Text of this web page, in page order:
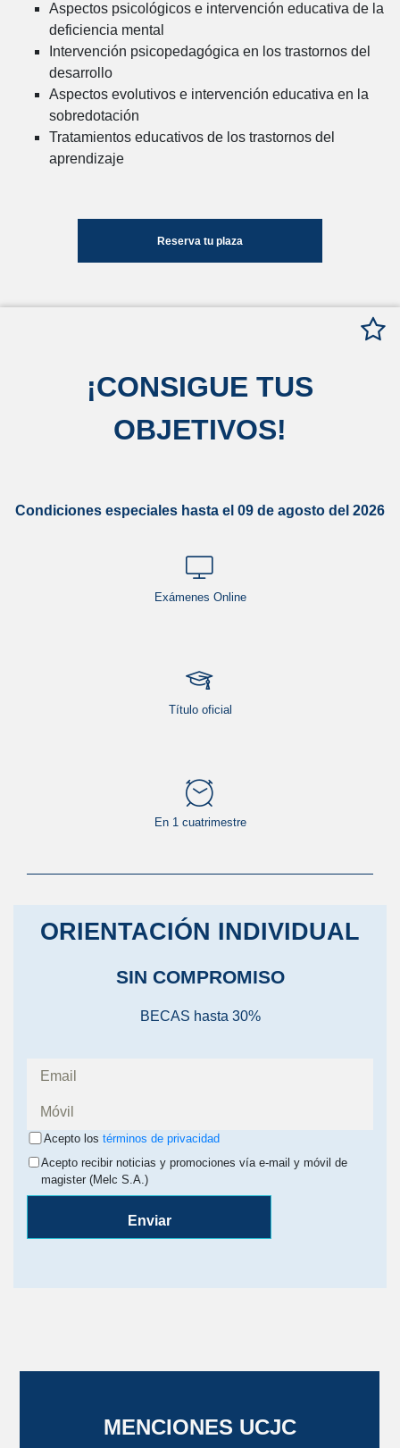
Aspectos psicológicos e intervención educativa de la
deficiencia mental
Intervención psicopedagógica en los trastornos del
desarrollo
Aspectos evolutivos e intervención educativa en la
sobredotación
Tratamientos educativos de los trastornos del
aprendizaje
Reserva tu plaza
¡CONSIGUE TUS
OBJETIVOS!
Condiciones especiales hasta el 09 de agosto del 2026
Exámenes Online
Título oficial
En 1 cuatrimestre
ORIENTACIÓN INDIVIDUAL
SIN COMPROMISO
BECAS hasta 30%
Acepto los términos de privacidad
Acepto recibir noticias y promociones vía e-mail y móvil de
magister (Melc S.A.)
Enviar
MENCIONES UCJC